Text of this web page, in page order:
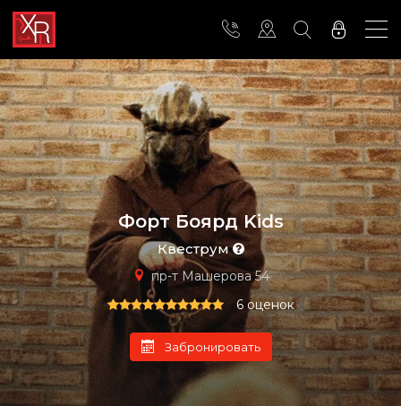
Форт Боярд Kids
Квеструм
пр-т Машерова 54
6 оценок
Забронировать